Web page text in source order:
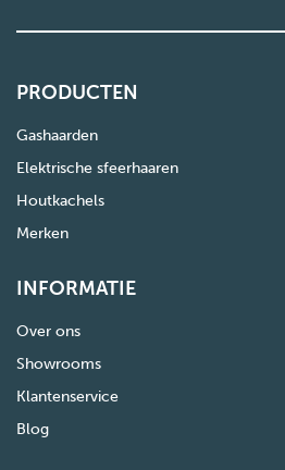
PRODUCTEN
Gashaarden
Elektrische sfeerhaaren
Houtkachels
Merken
INFORMATIE
Over ons
Showrooms
Klantenservice
Blog